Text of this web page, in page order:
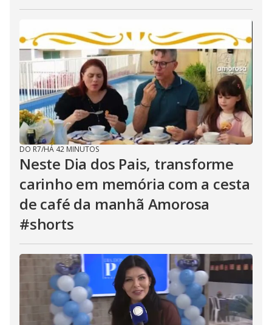
DO R7/HÁ 42 MINUTOS
Neste Dia dos Pais, transforme
carinho em memória com a cesta
de café da manhã Amorosa
#shorts